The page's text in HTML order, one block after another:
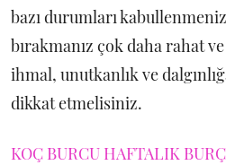
bazı durumları
bırakmanız çok daha rahat
ihmal, unutkanlık ve
dikkat etmelisiniz.
KOÇ BURCU HAFTALIK